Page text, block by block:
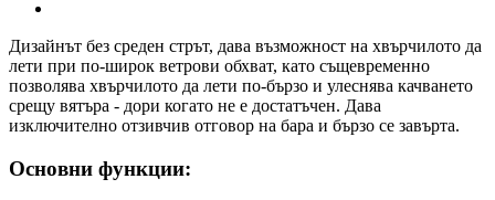
Дизайнът без среден стрът, дава възможност на хвърчилото да
лети при по-широк ветрови обхват, като същевременно
позволява хвърчилото да лети по-бързо и улеснява качването
срещу вятъра - дори когато не е достатъчен. Дава
изключително отзивчив отговор на бара и бързо се завърта.
Основни функции: